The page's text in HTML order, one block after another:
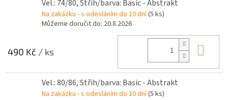
Vel.: 74/80, Střih/barva: Basic - Abstrakt
Na zakázku - s odesláním do 10 dní(5 ks)
Můžeme doručit do: 20.8.2026
490 Kč / ks
Vel.: 80/86, Střih/barva: Basic - Abstrakt
Na zakázku - s odesláním do 10 dní(5 ks)